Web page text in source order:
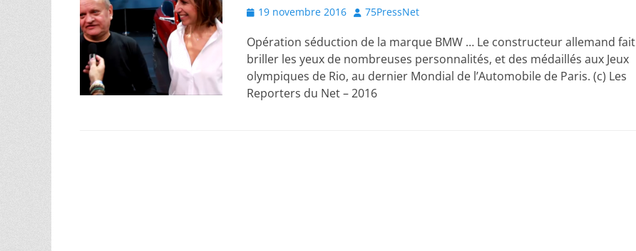
Posted
19 novembre 2016 Author
75PressNet
Opération séduction de la marque BMW … Le constructeur allemand fait
briller les yeux de nombreuses personnalités, et des médaillés aux Jeux
olympiques de Rio, au dernier Mondial de l’Automobile de Paris. (c) Les
Reporters du Net – 2016